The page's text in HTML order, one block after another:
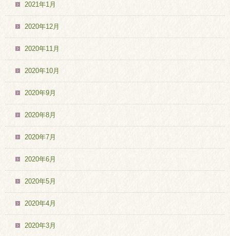
2021年1月
2020年12月
2020年11月
2020年10月
2020年9月
2020年8月
2020年7月
2020年6月
2020年5月
2020年4月
2020年3月